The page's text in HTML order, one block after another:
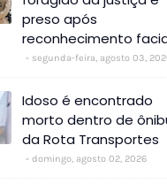
preso após
reconhecimento
segunda-feira, agosto 03,
Idoso é encontrado
morto dentro de
da Rota Transportes
domingo, agosto 02, 2026